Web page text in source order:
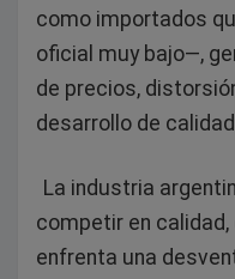
como importados
oficial muy bajo—,
de precios,
desarrollo de
La industria
competir en calidad,
enfrenta una